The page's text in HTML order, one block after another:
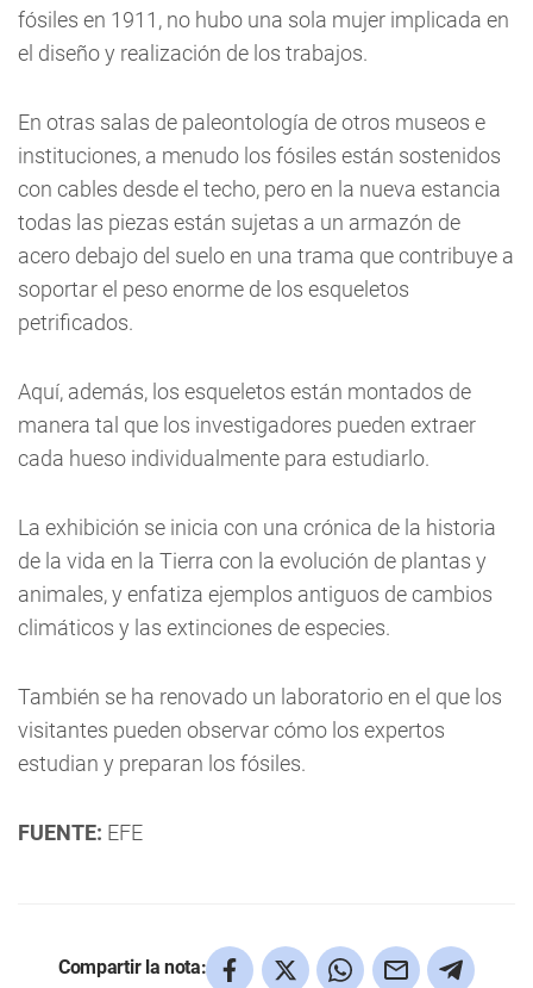
fósiles en 1911, no hubo una sola mujer implicada en
el diseño y realización de los trabajos.
En otras salas de paleontología de otros museos e
instituciones, a menudo los fósiles están sostenidos
con cables desde el techo, pero en la nueva estancia
todas las piezas están sujetas a un armazón de
acero debajo del suelo en una trama que contribuye a
soportar el peso enorme de los esqueletos
petrificados.
Aquí, además, los esqueletos están montados de
manera tal que los investigadores pueden extraer
cada hueso individualmente para estudiarlo.
La exhibición se inicia con una crónica de la historia
de la vida en la Tierra con la evolución de plantas y
animales, y enfatiza ejemplos antiguos de cambios
climáticos y las extinciones de especies.
También se ha renovado un laboratorio en el que los
visitantes pueden observar cómo los expertos
estudian y preparan los fósiles.
FUENTE: EFE
Compartir la nota: